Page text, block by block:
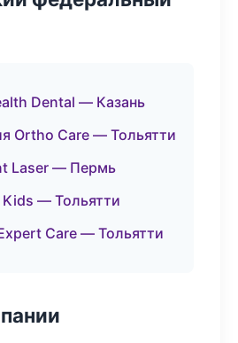
Dental — Казань
Ortho Care — Тольятти
Laser — Пермь
— Тольятти
Care — Тольятти